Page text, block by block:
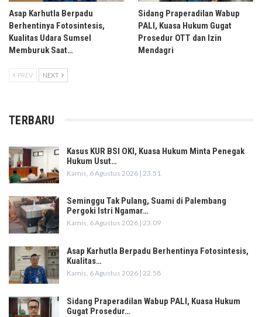
Asap Karhutla Berpadu
Berhentinya Fotosintesis,
Kualitas Udara Sumsel
Memburuk Saat…
Sidang Praperadilan Wabup
PALI, Kuasa Hukum Gugat
Prosedur OTT dan Izin
Mendagri
PREV NEXT
TERBARU
Kasus KUR BSI OKI, Kuasa Hukum Minta Penegak
Hukum Usut…
Kamis, 6 Agustus 2026 | 23.51
Seminggu Tak Pulang, Suami di Palembang
Pergoki Istri Ngamar…
Kamis, 6 Agustus 2026 | 23.09
Asap Karhutla Berpadu Berhentinya Fotosintesis,
Kualitas…
Kamis, 6 Agustus 2026 | 22.58
Sidang Praperadilan Wabup PALI, Kuasa Hukum
Gugat Prosedur…